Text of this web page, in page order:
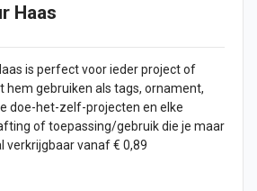
Haas
is perfect voor ieder project of
hem gebruiken als tags, ornament,
doe-het-zelf-projecten en elke
of toepassing/gebruik die je maar
verkrijgbaar vanaf € 0,89